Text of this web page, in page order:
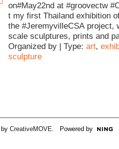
on#May22nd at #groovectw
t my first Thailand exhibition
the #JeremyvilleCSA project,
scale sculptures, prints and
Organized by | Type: art,
sculpture
CreativeMOVE. Powered by